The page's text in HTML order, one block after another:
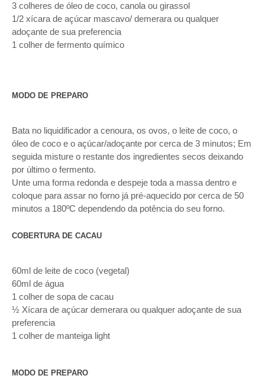
3 colheres de óleo de coco, canola ou girassol
1/2 xícara de açúcar mascavo/ demerara ou qualquer
adoçante de sua preferencia
1 colher de fermento químico
MODO DE PREPARO
Bata no liquidificador a cenoura, os ovos, o leite de coco, o
óleo de coco e o açúcar/adoçante por cerca de 3 minutos; Em
seguida misture o restante dos ingredientes secos deixando
por último o fermento.
Unte uma forma redonda e despeje toda a massa dentro e
coloque para assar no forno já pré-aquecido por cerca de 50
minutos a 180ºC dependendo da potência do seu forno.
COBERTURA DE CACAU
60ml de leite de coco (vegetal)
60ml de água
1 colher de sopa de cacau
½ Xícara de açúcar demerara ou qualquer adoçante de sua
preferencia
1 colher de manteiga light
MODO DE PREPARO